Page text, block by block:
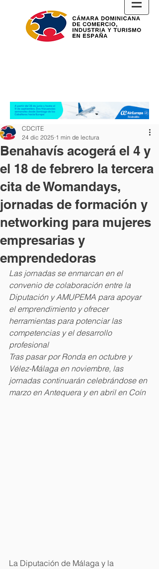
Benahavís acogerá el 4 y
el 18 de febrero la tercera
cita de Womandays,
jornadas de formación y
networking para mujeres
empresarias y
emprendedoras
CDCITE
24 dic 2025 1 min de lectura
Las jornadas se enmarcan en el
convenio de colaboración entre la
Diputación y AMUPEMA para apoyar
el emprendimiento y ofrecer
herramientas para potenciar las
competencias y el desarrollo
profesional
Tras pasar por Ronda en octubre y
Vélez-Málaga en noviembre, las
jornadas continuarán celebrándose en
marzo en Antequera y en abril en Coín
La Diputación de Málaga y la